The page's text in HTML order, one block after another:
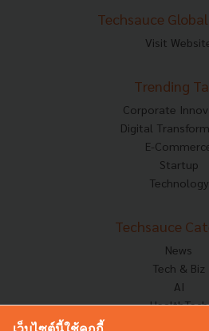
Techsauce
Visit
Trending
Corporate
Digital
E-
Startup
Technology
Techsauce
News
Tech & Biz
AI
HealthTech